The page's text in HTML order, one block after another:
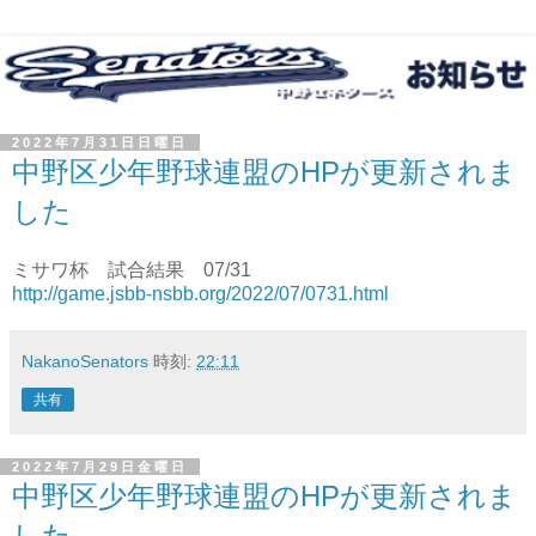
2022年7月31日日曜日
中野区少年野球連盟のHPが更新されま
した
ミサワ杯 試合結果 07/31
http://game.jsbb-nsbb.org/2022/07/0731.html
NakanoSenators 時刻: 22:11
共有
2022年7月29日金曜日
中野区少年野球連盟のHPが更新されま